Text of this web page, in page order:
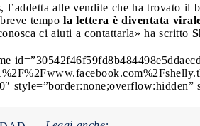
l’addetta alle vendite che ha trovato
tempo la lettera è diventata
ci aiuti a contattarla» ha scritto
style=”border:none;overflow:hidden”